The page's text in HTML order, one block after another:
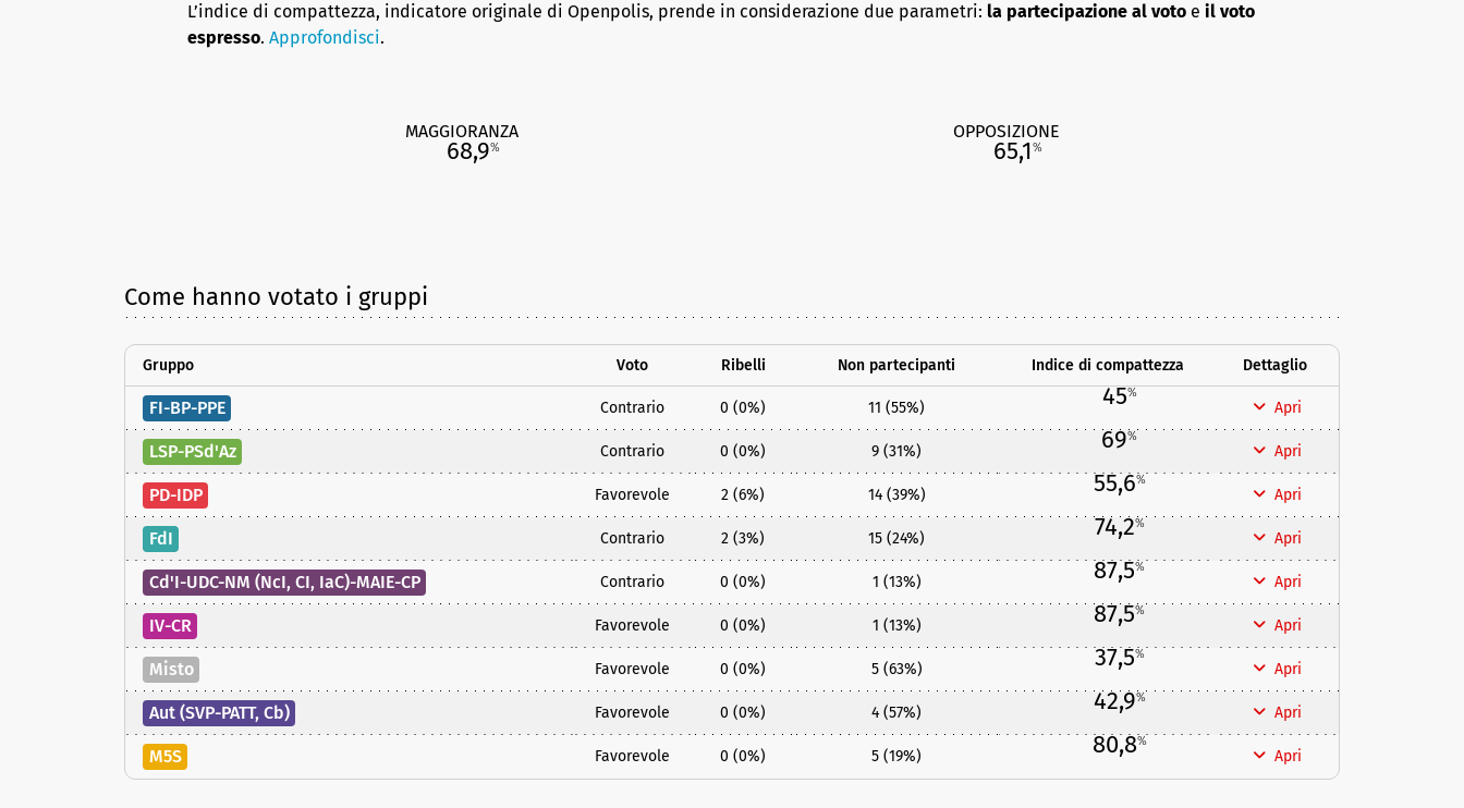
L’indice di compattezza, indicatore originale di Openpolis, prende in considerazione due parametri: la partecipazione al voto e il voto
espresso. Approfondisci.
MAGGIORANZA
68,9%
OPPOSIZIONE
65,1%
Come hanno votato i gruppi
Gruppo Voto Ribelli Non partecipanti Indice di compattezza Dettaglio
FI-BP-PPE Contrario 0 (0%) 11 (55%) 45%
Apri
LSP-PSd'Az Contrario 0 (0%) 9 (31%) 69%
Apri
PD-IDP Favorevole 2 (6%) 14 (39%) 55,6%
Apri
FdI Contrario 2 (3%) 15 (24%) 74,2%
Apri
Cd'I-UDC-NM (NcI, CI, IaC)-MAIE-CP Contrario 0 (0%) 1 (13%) 87,5%
Apri
IV-CR Favorevole 0 (0%) 1 (13%) 87,5%
Apri
Misto Favorevole 0 (0%) 5 (63%) 37,5%
Apri
Aut (SVP-PATT, Cb) Favorevole 0 (0%) 4 (57%) 42,9%
Apri
M5S Favorevole 0 (0%) 5 (19%) 80,8%
Apri